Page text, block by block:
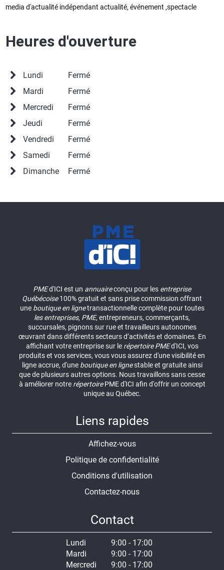
media d'actualité indépendant actualité, événement ,spectacle
Heures d'ouverture
Lundi
Fermé
Mardi
Fermé
Mercredi
Fermé
Jeudi
Fermé
Vendredi
Fermé
Samedi
Fermé
Dimanche
Fermé
PMEd'ICI est un annuaireconçu pour les entreprise
Québécoise100% gratuit et sans prise commission offrant
une boutique en lignetransactionnelle complète pour toutes
les entreprises, PME, entrepreneurs, commerçants,
succursales, pignons sur rue et travailleurs autonomes
œuvrant dans différents secteurs d’activités et domaines. En
affichant votre entreprise sur le répertoire PMEd'ICI, vos
produits et vos services, vous vous assurez d'une visibilité en
ligne accrue, d'une boutique en lignestable et gratuite ainsi
que de plusieurs autres options. Nous travaillons sans cesse
à améliorer notre répertoirePME d'ICI afin d'offrir un concept
unique au Québec.
Liens rapides
Affichez-vous
Politique de confidentialité
Conditions d'utilisation
Contactez-nous
Contact
Lundi
9:00 - 17:00
Mardi
9:00 - 17:00
Mercredi
9:00 - 17:00